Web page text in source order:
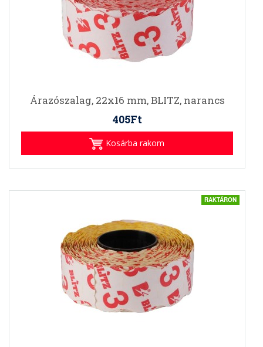
Árazószalag, 22x16 mm, BLITZ, narancs
405Ft
Kosárba rakom
RAKTÁRON